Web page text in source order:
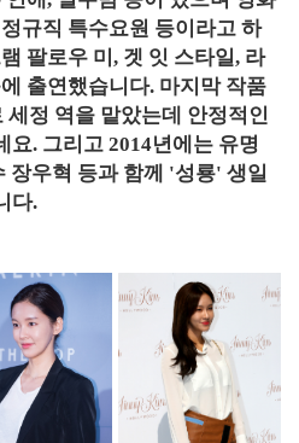
규직 특수요원 등이라고 하
팔로우 미, 겟 잇 스타일, 라
출연했습니다. 마지막 작품
정 역을 맡았는데 안정적인
요. 그리고 2014년에는 유명
장우혁 등과 함께 '성룡' 생일
다.